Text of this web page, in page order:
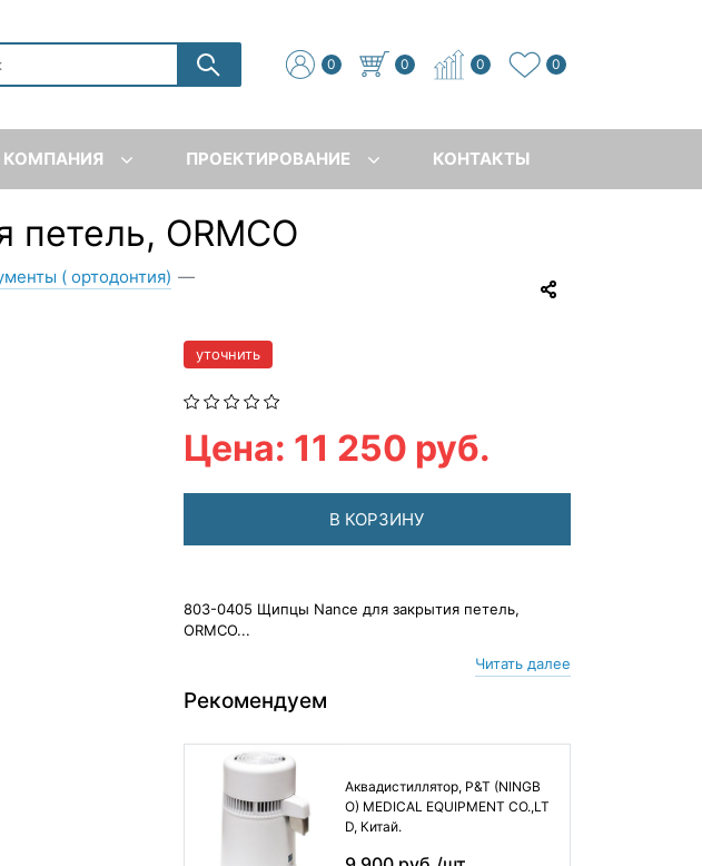
0 0 0 0
КОМПАНИЯ ПРОЕКТИРОВАНИЕ КОНТАКТЫ
ORMCO
( ортодонтия) —
уточнить
Цена: 11 250 руб.
В КОРЗИНУ
803-0405 Щипцы Nance для закрытия петель,
ORMCO...
Читать далее
Рекомендуем
Аквадистиллятор, P&T (NINGB
O) MEDICAL EQUIPMENT CO.,LT
D, Китай.